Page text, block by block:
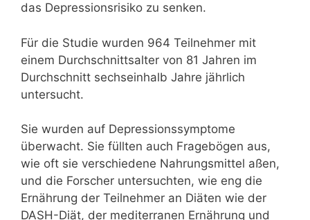
das Depressionsrisiko zu senken.
Für die Studie wurden 964 Teilnehmer mit
einem Durchschnittsalter von 81 Jahren im
Durchschnitt sechseinhalb Jahre jährlich
untersucht.
Sie wurden auf Depressionssymptome
überwacht. Sie füllten auch Fragebögen aus,
wie oft sie verschiedene Nahrungsmittel aßen,
und die Forscher untersuchten, wie eng die
Ernährung der Teilnehmer an Diäten wie der
DASH-Diät, der mediterranen Ernährung und